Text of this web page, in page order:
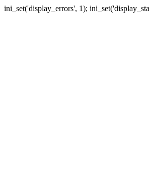
ini_set('display_errors', 1);